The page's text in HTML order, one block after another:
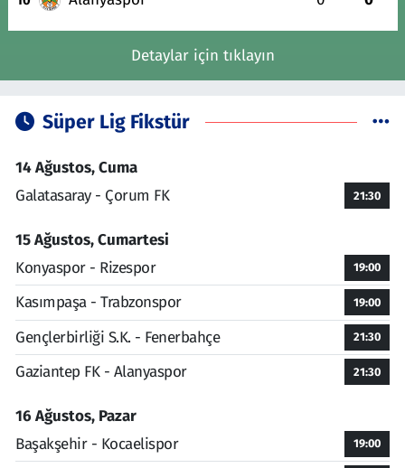
Detaylar için tıklayın
Süper Lig Fikstür
14 Ağustos, Cuma
Galatasaray - Çorum FK
21:30
15 Ağustos, Cumartesi
Konyaspor - Rizespor
19:00
Kasımpaşa - Trabzonspor 19:00
Gençlerbirliği S.K. - Fenerbahçe 21:30
Gaziantep FK - Alanyaspor 21:30
16 Ağustos, Pazar
Başakşehir - Kocaelispor
19:00